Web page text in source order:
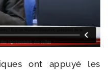
ont appuyé les